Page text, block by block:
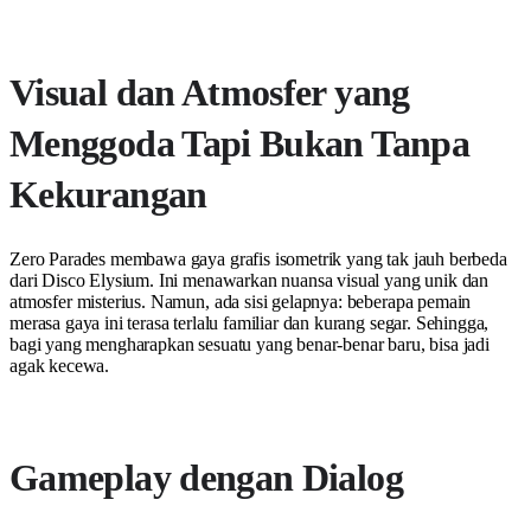
Visual dan Atmosfer yang
Menggoda Tapi Bukan Tanpa
Kekurangan
Zero Parades membawa gaya grafis isometrik yang tak jauh berbeda
dari Disco Elysium. Ini menawarkan nuansa visual yang unik dan
atmosfer misterius. Namun, ada sisi gelapnya: beberapa pemain
merasa gaya ini terasa terlalu familiar dan kurang segar. Sehingga,
bagi yang mengharapkan sesuatu yang benar-benar baru, bisa jadi
agak kecewa.
Gameplay dengan Dialog